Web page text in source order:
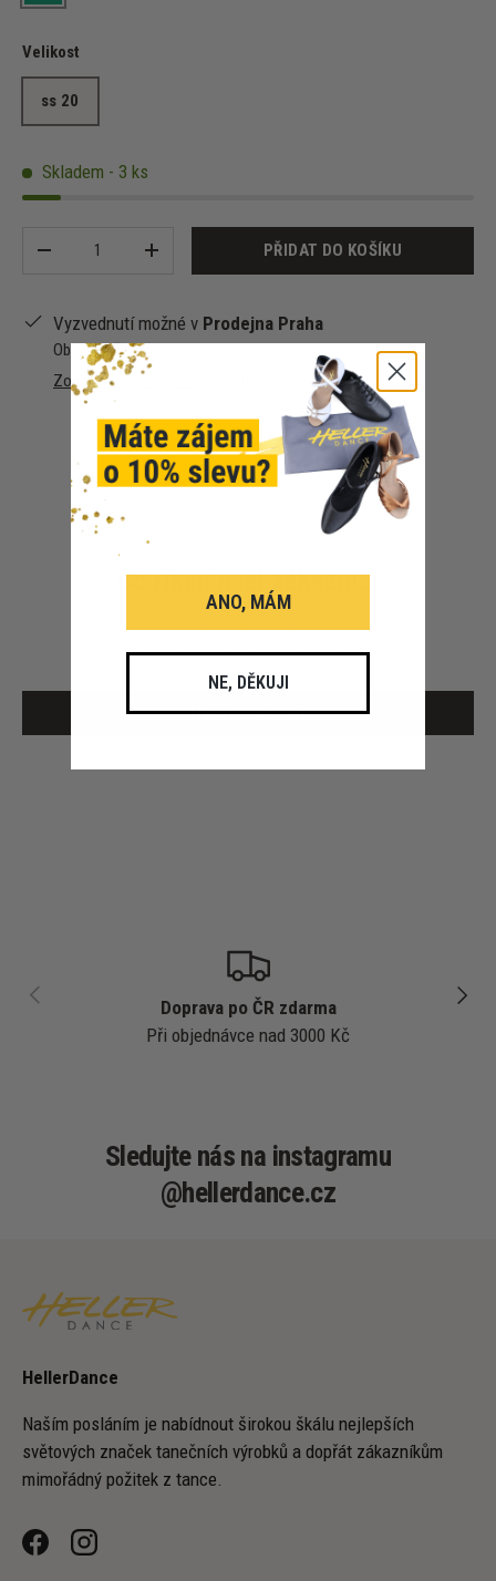
Olivine AB
Velikost
ss 20
Skladem - 3 ks
+ PŘIDAT DO KOŠÍKU
Vyzvednutí možné v Prodejna Praha
Obvykle připraveno za 1–4 dny
Zobrazit informace o obchodu
Co říkají naši zákazníci
Buďte první, kdo napíše recenzi
Napsat recenzi
PŘEDCHOZÍ DALŠÍ
Doprava po ČR zdarma
Při objednávce nad 3000 Kč
Sledujte nás na instagramu
@hellerdance.cz
HellerDance
Naším posláním je nabídnout širokou škálu nejlepších
světových značek tanečních výrobků a dopřát zákazníkům
mimořádný požitek z tance.
FacebookInstagram
ANO, MÁM
NE, DĚKUJI